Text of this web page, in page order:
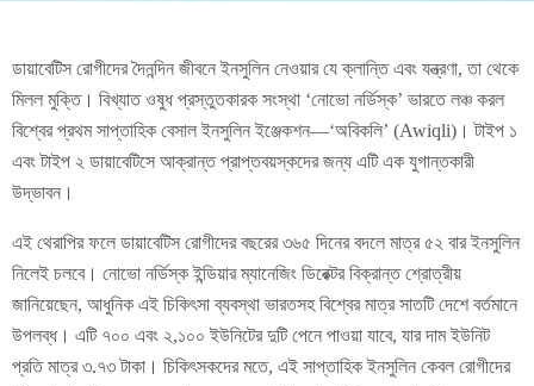
ডায়াবেটিস রোগীদের দৈনন্দিন জীবনে ইনসুলিন নেওয়ার যে ক্লান্তি এবং যন্ত্রণা, তা থেকে
মিলল মুক্তি। বিখ্যাত ওষুধ প্রস্তুতকারক সংস্থা ‘নোভো নর্ডিস্ক’ ভারতে লঞ্চ করল
বিশ্বের প্রথম সাপ্তাহিক বেসাল ইনসুলিন ইঞ্জেকশন—‘অবিকলি’ (Awiqli)। টাইপ ১
এবং টাইপ ২ ডায়াবেটিসে আক্রান্ত প্রাপ্তবয়স্কদের জন্য এটি এক যুগান্তকারী
উদ্ভাবন।
এই থেরাপির ফলে ডায়াবেটিস রোগীদের বছরের ৩৬৫ দিনের বদলে মাত্র ৫২ বার ইনসুলিন
নিলেই চলবে। নোভো নর্ডিস্ক ইন্ডিয়ার ম্যানেজিং ডিরেক্টর বিক্রান্ত শ্রোত্রীয়
জানিয়েছেন, আধুনিক এই চিকিৎসা ব্যবস্থা ভারতসহ বিশ্বের মাত্র সাতটি দেশে বর্তমানে
উপলব্ধ। এটি ৭০০ এবং ২,১০০ ইউনিটের দুটি পেনে পাওয়া যাবে, যার দাম ইউনিট
প্রতি মাত্র ৩.৭৩ টাকা। চিকিৎসকদের মতে, এই সাপ্তাহিক ইনসুলিন কেবল রোগীদের